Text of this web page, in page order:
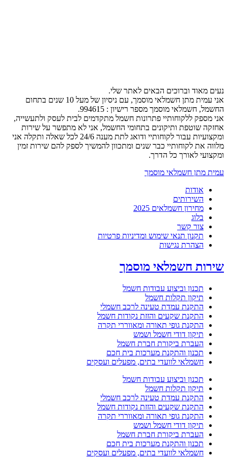
נעים מאוד וברוכים הבאים לאתר שלי.
אני עמית מתן חשמלאי מוסמך, עם ניסיון של מעל 10 שנים בתחום
החשמל, חשמלאי מוסמך מספר רישיון : 994615.
אני מספק ללקוחותיי פתרונות חשמל מתקדמים לבית לעסק ולתעשייה,
אחזקה שוטפת ותיקונים בתחומי החשמל, אני לא מתפשר על שירות
ומקצועיות עבור לקוחותיי ודואג לתת מענה 24/6 לכל שאלה ותקלה אני
מלווה את לקוחותיי כבר שנים ומתכוון להמשיך לספק להם שירות זמין
ומקצועי לאורך כל הדרך.
עמית מתן חשמלאי מוסמך
אודות
השירותים
מחירון חשמלאים 2025
בלוג
צור קשר
תקנון תנאי שימוש ומדיניות פרטיות
הצהרת נגישות
שירות חשמלאי מוסמך
תכנון וביצוע עבודות חשמל
תיקון תקלות חשמל
התקנת עמדת טעינה לרכב חשמלי
התקנת שקעים והזזת נקודות חשמל
התקנת גופי תאורה ומאווררי תקרה
תיקון דודי חשמל ושמש
העברת ביקורת חברת חשמל
תכנון והתקנת מערכות בית חכם
חשמלאי לוועדי בתים, מפעלים ועסקים
תכנון וביצוע עבודות חשמל
תיקון תקלות חשמל
התקנת עמדת טעינה לרכב חשמלי
התקנת שקעים והזזת נקודות חשמל
התקנת גופי תאורה ומאווררי תקרה
תיקון דודי חשמל ושמש
העברת ביקורת חברת חשמל
תכנון והתקנת מערכות בית חכם
חשמלאי לוועדי בתים, מפעלים ועסקים